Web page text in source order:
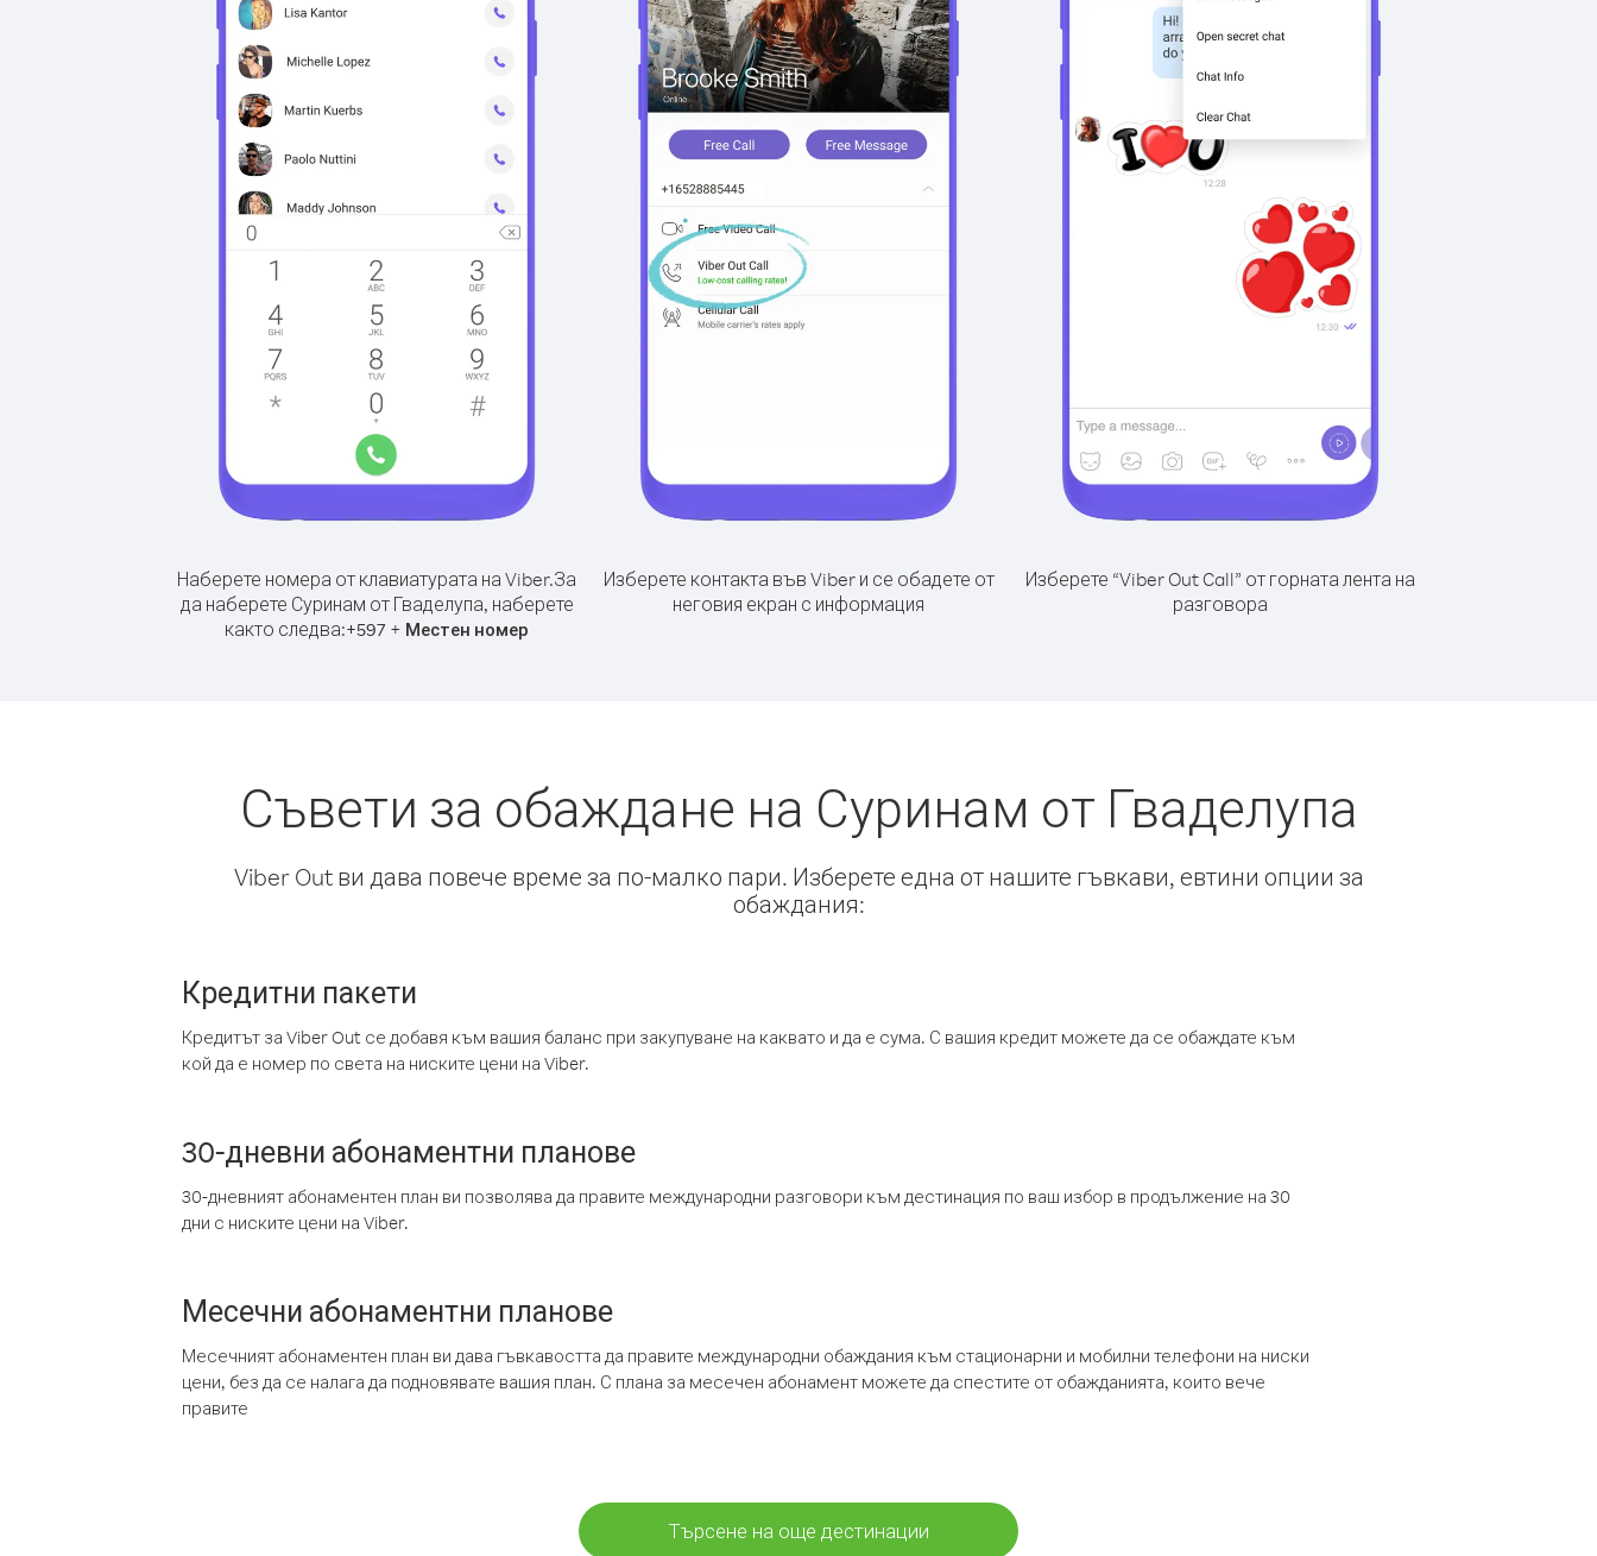
Наберете номера от клавиатурата на Viber.За
да наберете Суринам от Гваделупа, наберете
както следва:+597 + Местен номер
Изберете контакта във Viber и се обадете от
неговия екран с информация
Изберете “Viber Out Call” от горната лента на
разговора
Съвети за обаждане на Суринам от Гваделупа
Viber Out ви дава повече време за по-малко пари. Изберете една от нашите гъвкави, евтини опции за
обаждания:
Кредитни пакети
Кредитът за Viber Out се добавя към вашия баланс при закупуване на каквато и да е сума. С вашия кредит можете да се обаждате към
кой да е номер по света на ниските цени на Viber.
30-дневни абонаментни планове
30-дневният абонаментен план ви позволява да правите международни разговори към дестинация по ваш избор в продължение на 30
дни с ниските цени на Viber.
Месечни абонаментни планове
Месечният абонаментен план ви дава гъвкавостта да правите международни обаждания към стационарни и мобилни телефони на ниски
цени, без да се налага да подновявате вашия план. С плана за месечен абонамент можете да спестите от обажданията, които вече
правите
Търсене на още дестинации